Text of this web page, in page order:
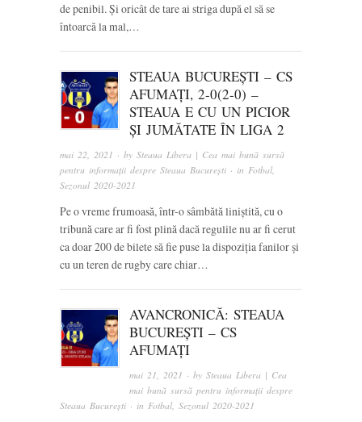
de penibil. Și oricât de tare ai striga după el să se
întoarcă la mal,…
STEAUA BUCUREȘTI – CS
AFUMAȚI, 2-0(2-0) –
STEAUA E CU UN PICIOR
ȘI JUMĂTATE ÎN LIGA 2
mai 22, 2021 · by Steaua Libera | Cea mai bună sursă
pentru informații despre Steaua București · in Fotbal,
Sezonul 2020-2021
Pe o vreme frumoasă, într-o sâmbătă liniștită, cu o
tribună care ar fi fost plină dacă regulile nu ar fi cerut
ca doar 200 de bilete să fie puse la dispoziția fanilor și
cu un teren de rugby care chiar…
AVANCRONICĂ: STEAUA
BUCUREȘTI – CS
AFUMAȚI
mai 21, 2021 · bySteaua Libera | Cea
mai bună sursă pentru informații despre
Steaua București · in Fotbal, Sezonul 2020-2021